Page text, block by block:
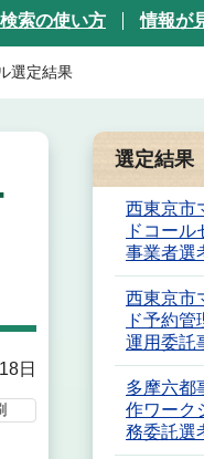
検索の使い方 情報が
選定結果
日
選定結果
西東京市
ドコール
事業者選
西東京市
ド予約管
運用委託
多摩六都
作ワーク
務委託選